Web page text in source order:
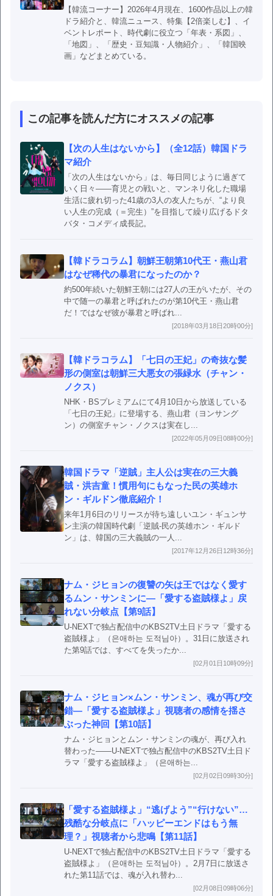
【韓流コーナー】2026年4月現在、1600作品以上の韓
ドラ紹介と、韓流ニュース、特集【2倍楽しむ】、イ
ベントレポート、時代劇に役立つ「年表・系図」、
「地図」、「歴史・豆知識・人物紹介」、「韓国映
画」などまとめている。
この記事を読んだ方にオススメの記事
【次の人生はないから】（全12話）韓国ドラ
マ紹介
「次の人生はないから」は、毎日同じように過ぎて
いく日々――育児との戦いと、マンネリ化した職場
生活に疲れ切った41歳の3人の友人たちが、“より良
い人生の完成（＝完生）”を目指して繰り広げるドタ
バタ・コメディ成長記。
【韓ドラコラム】朝鮮王朝第10代王・燕山君
はなぜ稀代の暴君になったのか？
約500年続いた朝鮮王朝には27人の王がいたが、その
中で随一の暴君と呼ばれたのが第10代王・燕山君
だ！ではなぜ彼が暴君と呼ばれ...
[2018年03月18日20時00分]
【韓ドラコラム】「七日の王妃」の奇抜な髪
形の側室は朝鮮三大悪女の張緑水（チャン・
ノクス）
NHK・BSプレミアムにて4月10日から放送している
「七日の王妃」に登場する、燕山君（ヨンサング
ン）の側室チャン・ノクスは実在し...
[2022年05月09日08時00分]
韓国ドラマ「逆賊」主人公は実在の三大義
賊・洪吉童！慣用句にもなった民の英雄ホ
ン・ギルドン徹底紹介！
来年1月6日のリリースが待ち遠しいユン・ギュンサ
ン主演の韓国時代劇「逆賊-民の英雄ホン・ギルド
ン」は、韓国の三大義賊の一人...
[2017年12月26日12時36分]
ナム・ジヒョンの復讐の矢は王ではなく愛す
るムン・サンミンに―「愛する盗賊様よ」戻
れない分岐点【第9話】
U-NEXTで独占配信中のKBS2TV土日ドラマ「愛する
盗賊様よ」（은애하는 도적님아）。31日に放送され
た第9話では、すべてを失ったか...
[02月01日10時09分]
ナム・ジヒョン×ムン・サンミン、魂が再び交
錯―「愛する盗賊様よ」視聴者の感情を揺さ
ぶった神回【第10話】
ナム・ジヒョンとムン・サンミンの魂が、再び入れ
替わった――U-NEXTで独占配信中のKBS2TV土日ド
ラマ「愛する盗賊様よ」（은애하는...
[02月02日09時30分]
「愛する盗賊様よ」“逃げよう”“行けない”…
残酷な分岐点に「ハッピーエンドはもう無
理？」視聴者から悲鳴【第11話】
U-NEXTで独占配信中のKBS2TV土日ドラマ「愛する
盗賊様よ」（은애하는 도적님아）。2月7日に放送さ
れた第11話では、魂が入れ替わ...
[02月08日09時06分]